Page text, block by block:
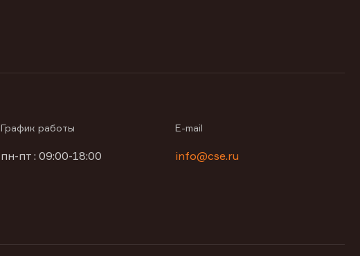
График работы
пн-пт : 09:00-18:00
E-mail
info@cse.ru